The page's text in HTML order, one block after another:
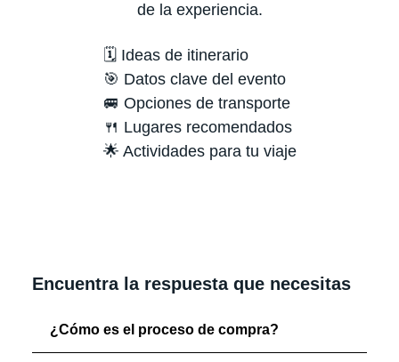
de la experiencia.
🗓️ Ideas de itinerario
🎯 Datos clave del evento
🚐 Opciones de transporte
🍴 Lugares recomendados
🌟 Actividades para tu viaje
Encuentra la respuesta que necesitas
¿Cómo es el proceso de compra?